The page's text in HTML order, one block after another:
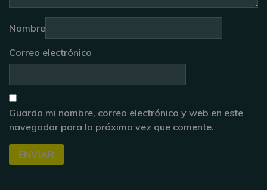
Nombre
Correo electrónico
Guarda mi nombre, correo electrónico y web en este
navegador para la próxima vez que comente.